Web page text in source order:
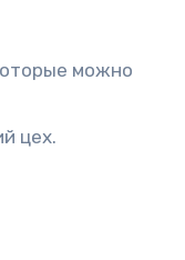
можно
цех.